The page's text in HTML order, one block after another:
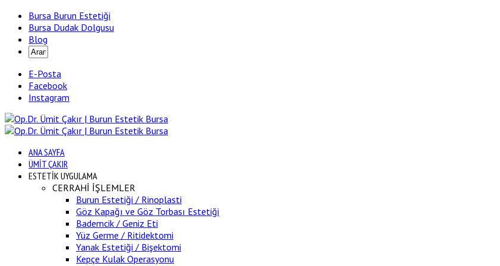
Bursa Burun Estetiği
Bursa Dudak Dolgusu
Blog
E-Posta
Facebook
Instagram
ANA SAYFA
ÜMİT ÇAKIR
ESTETİK UYGULAMA
CERRAHİ İŞLEMLER
Burun Estetiği / Rinoplasti
Göz Kapağı ve Göz Torbası Estetiği
Bademcik / Geniz Eti
Yüz Germe / Ritidektomi
Yanak Estetiği / Bişektomi
Kepçe Kulak Operasyonu